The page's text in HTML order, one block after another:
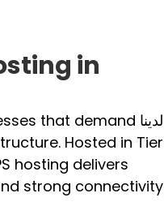
in
لدينا that demand
Hosted in Tier
hosting delivers
strong connectivity